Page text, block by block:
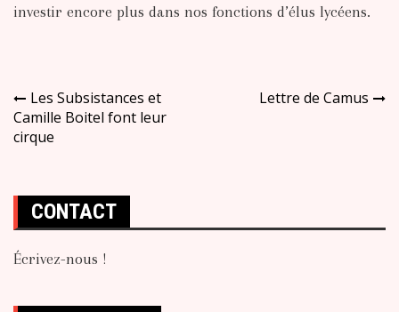
investir encore plus dans nos fonctions d’élus lycéens.
Navigation
de
l’article
Les Subsistances et
Camille Boitel font leur
cirque
Lettre de Camus
CONTACT
Écrivez-nous !